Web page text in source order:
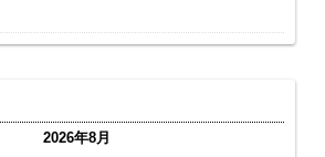
2026年8月